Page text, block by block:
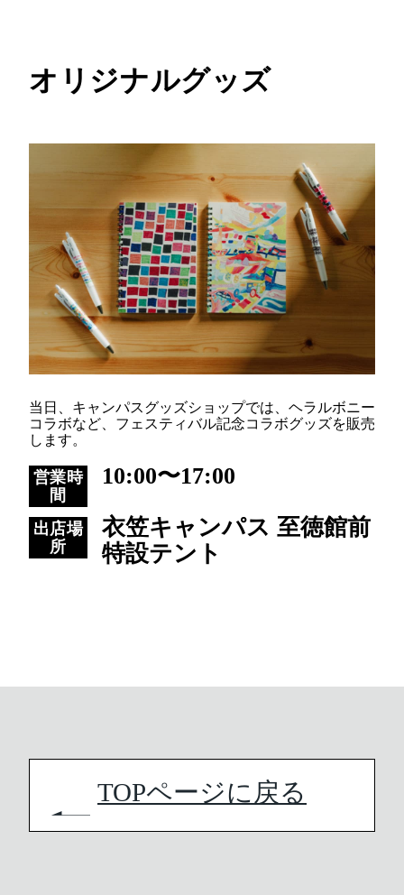
オリジナルグッズ
当日、キャンパスグッズショップでは、ヘラルボニー
コラボなど、フェスティバル記念コラボグッズを販売
します。
営業時
間
10:00〜17:00
出店場
所
衣笠キャンパス 至徳館前
特設テント
TOPページに戻る